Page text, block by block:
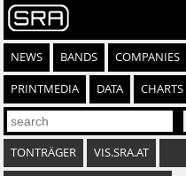
NEWS BANDS COMPANIES
PRINTMEDIA DATA CHARTS
TONTRÄGER VIS.SRA.AT